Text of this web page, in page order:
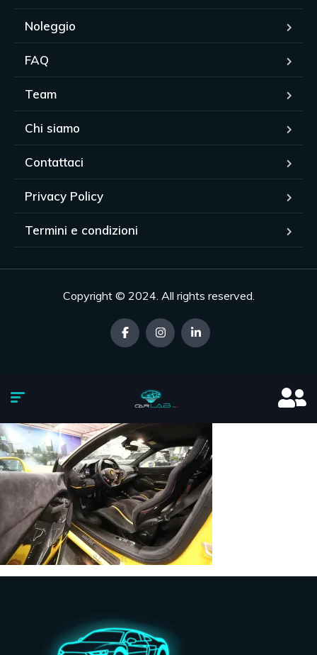
Noleggio
FAQ
Team
Chi siamo
Contattaci
Privacy Policy
Termini e condizioni
Copyright © 2024. All rights reserved.